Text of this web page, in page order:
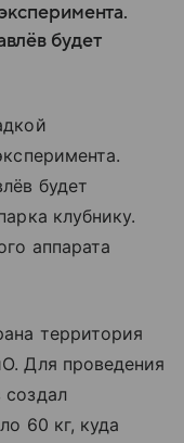
будет
будет
клубнику.
аппарата
территория
Для проведения
60 кг, куда